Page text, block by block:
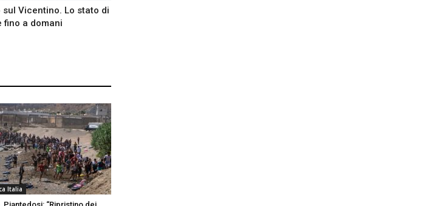
Vicentino. Lo stato di
fino a domani
Italia